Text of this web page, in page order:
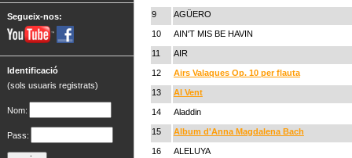
Segueix-nos:
Identificació
(sols usuaris registrats)
Nom:
Pass:
9 AGÜERO
10 AIN'T MIS BE HAVIN
11 AIR
12 Airs Valaques Op. 10 per flauta
13 Al Vent
14 Aladdin
15 Album d'Anna Magdalena Bach
16 ALELUYA